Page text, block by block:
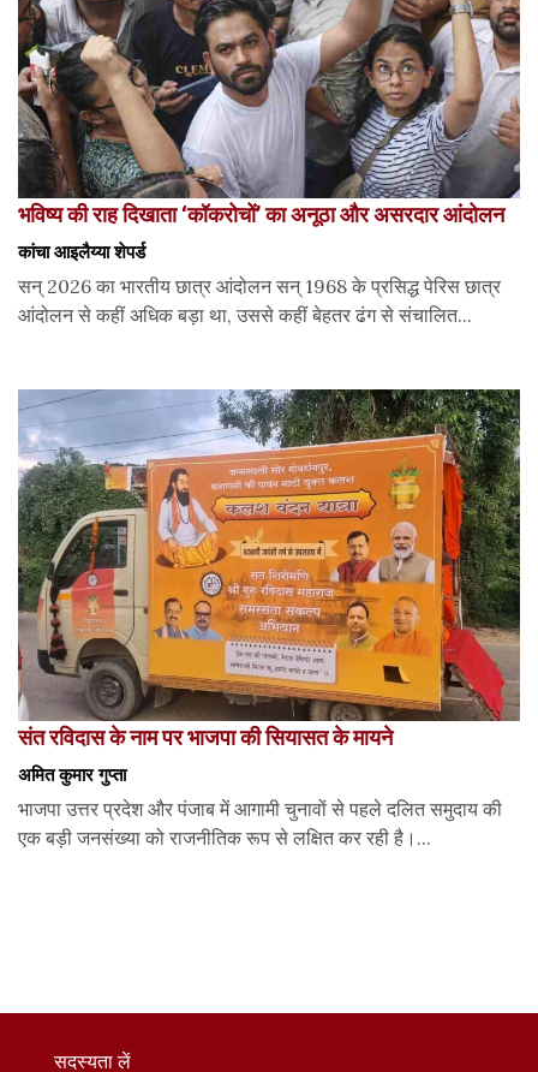
भविष्य की राह दिखाता ‘कॉकरोचों’ का अनूठा और असरदार आंदोलन
कांचा आइलैय्या शेपर्ड
सन् 2026 का भारतीय छात्र आंदोलन सन् 1968 के प्रसिद्ध पेरिस छात्र
आंदोलन से कहीं अधिक बड़ा था, उससे कहीं बेहतर ढंग से संचालित...
संत रविदास के नाम पर भाजपा की सियासत के मायने
अमित कुमार गुप्ता
भाजपा उत्तर प्रदेश और पंजाब में आगामी चुनावों से पहले दलित समुदाय की
एक बड़ी जनसंख्या को राजनीतिक रूप से लक्षित कर रही है।...
सदस्यता लें